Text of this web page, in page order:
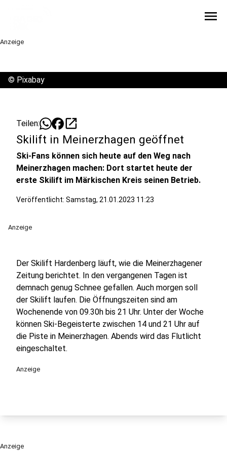
menu
Anzeige
© Pixabay
Teilen: open_in_new
Skilift in Meinerzhagen geöffnet
Ski-Fans können sich heute auf den Weg nach
Meinerzhagen machen: Dort startet heute der
erste Skilift im Märkischen Kreis seinen Betrieb.
Veröffentlicht: Samstag, 21.01.2023 11:23
Anzeige
Der Skilift Hardenberg läuft, wie die Meinerzhagener
Zeitung berichtet. In den vergangenen Tagen ist
demnach genug Schnee gefallen. Auch morgen soll
der Skilift laufen. Die Öffnungszeiten sind am
Wochenende von 09.30h bis 21 Uhr. Unter der Woche
können Ski-Begeisterte zwischen 14 und 21 Uhr auf
die Piste in Meinerzhagen. Abends wird das Flutlicht
eingeschaltet.
Anzeige
Anzeige